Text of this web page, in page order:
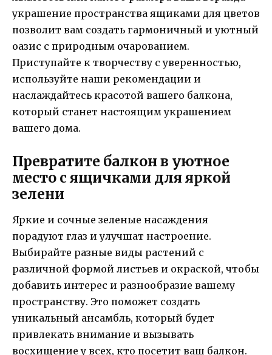
украшение пространства ящиками для цветов
позволит вам создать гармоничный и уютный
оазис с природным очарованием.
Приступайте к творчеству с уверенностью,
используйте наши рекомендации и
наслаждайтесь красотой вашего балкона,
который станет настоящим украшением
вашего дома.
Превратите балкон в уютное
место с ящичками для яркой
зелени
Яркие и сочные зеленые насаждения
порадуют глаз и улучшат настроение.
Выбирайте разные виды растений с
различной формой листьев и окраской, чтобы
добавить интерес и разнообразие вашему
пространству. Это поможет создать
уникальный ансамбль, который будет
привлекать внимание и вызывать
восхищение у всех, кто посетит ваш балкон.